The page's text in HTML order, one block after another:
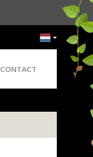
CONTACT